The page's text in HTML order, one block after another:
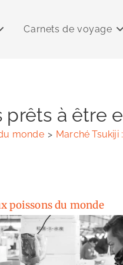
Carnets de voyage
prêts à être
monde > Marché
poissons du monde